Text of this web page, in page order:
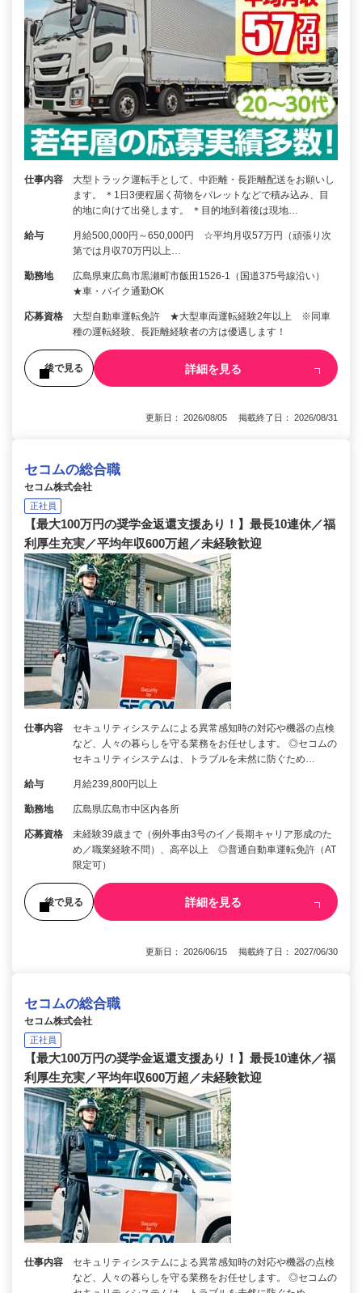
仕事内容
大型トラック運転手として、中距離・長距離配送をお願いし
ます。 ＊1日3便程届く荷物をパレットなどで積み込み、目
的地に向けて出発します。 ＊目的地到着後は現地…
給与
月給500,000円～650,000円 ☆平均月収57万円（頑張り次
第では月収70万円以上…
勤務地
広島県東広島市黒瀬町市飯田1526-1（国道375号線沿い）
★車・バイク通勤OK
応募資格
大型自動車運転免許 ★大型車両運転経験2年以上 ※同車
種の運転経験、長距離経験者の方は優遇します！
後で見る 詳細を見る
更新日： 2026/08/05 掲載終了日： 2026/08/31
セコムの総合職
セコム株式会社
正社員
【最大100万円の奨学金返還支援あり！】最長10連休／福
利厚生充実／平均年収600万超／未経験歓迎
仕事内容
セキュリティシステムによる異常感知時の対応や機器の点検
など、人々の暮らしを守る業務をお任せします。 ◎セコムの
セキュリティシステムは、トラブルを未然に防ぐため…
給与 月給239,800円以上
勤務地 広島県広島市中区内各所
応募資格
未経験39歳まで（例外事由3号のイ／長期キャリア形成のた
め／職業経験不問）、高卒以上 ◎普通自動車運転免許（AT
限定可）
後で見る 詳細を見る
更新日： 2026/06/15 掲載終了日： 2027/06/30
セコムの総合職
セコム株式会社
正社員
【最大100万円の奨学金返還支援あり！】最長10連休／福
利厚生充実／平均年収600万超／未経験歓迎
仕事内容
セキュリティシステムによる異常感知時の対応や機器の点検
など、人々の暮らしを守る業務をお任せします。 ◎セコムの